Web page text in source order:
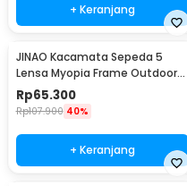
+ Keranjang
JINAO Kacamata Sepeda 5
Lensa Myopia Frame Outdoor
Cycling Sunglasses - 0089
Rp65.300
Rp107.900 40%
+ Keranjang